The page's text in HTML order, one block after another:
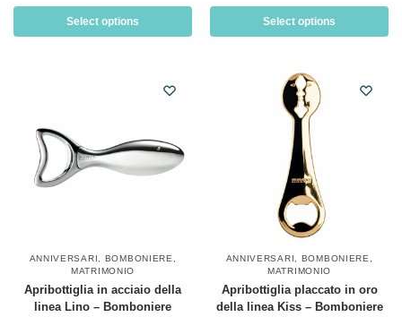
Select options Select options
ANNIVERSARI BOMBONIERE
MATRIMONIO
Apribottiglia in acciaio della
linea Lino – Bomboniere
ANNIVERSARI BOMBONIERE
MATRIMONIO
Apribottiglia placcato in oro
della linea Kiss – Bomboniere